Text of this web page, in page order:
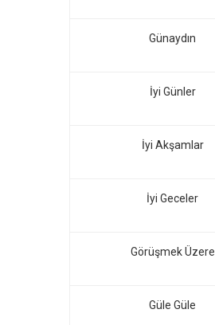
Günaydın
İyi Günler
İyi Akşamlar
İyi Geceler
Görüşmek Üzere
Güle Güle